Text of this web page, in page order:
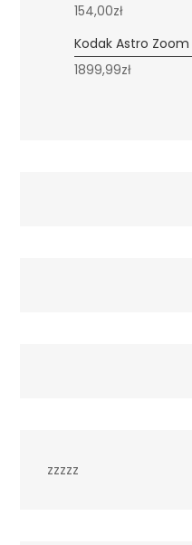
154,00zł
Kodak Astro
1899,99zł
zzzzz